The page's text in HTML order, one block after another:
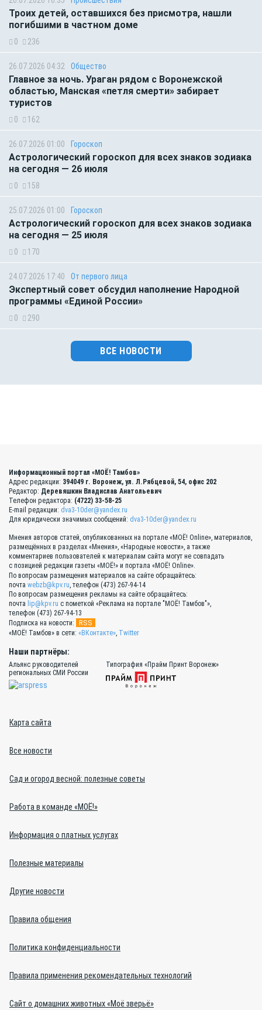
Троих детей, оставшихся без присмотра, нашли
погибшими в частном доме
0 236
26.07.2026 04:32 Общество
Главное за ночь. Ураган рядом с Воронежской
областью, Манская «петля смерти» забирает
туристов
0 162
26.07.2026 01:00 Гороскоп
Астрологический гороскоп для всех знаков зодиака
на сегодня — 26 июля
0 158
25.07.2026 01:00 Гороскоп
Астрологический гороскоп для всех знаков зодиака
на сегодня — 25 июля
0 170
24.07.2026 17:40 От первого лица
Экспертный совет обсудил наполнение Народной
программы «Единой России»
0 290
ВСЕ НОВОСТИ
Информационный портал «МОЁ! Тамбов»
Адрес редакции: 394049 г. Воронеж, ул. Л.Рябцевой, 54, офис 202
Редактор: Деревяшкин Владислав Анатольевич
Телефон редактора: (4722) 33-58-25
E-mail редакции: dva3-10der@yandex.ru
Для юридически значимых сообщений: dva3-10der@yandex.ru
Мнения авторов статей, опубликованных на портале «МОЁ! Online», материалов,
размещённых в разделах «Мнения», «Народные новости», а также
комментариев пользователей к материалам сайта могут не совпадать
с позицией редакции газеты «МОЁ!» и портала «МОЁ! Online».
По вопросам размещения материалов на сайте обращайтесь:
почта webzb@kpv.ru, телефон (473) 267-94-14
По вопросам размещения рекламы на сайте обращайтесь:
почта lip@kpv.ru с пометкой «Реклама на портале "МОЁ! Тамбов"»,
телефон (473) 267-94-13
Подписка на новости:
RSS
«МОЁ! Тамбов» в сети: «ВКонтакте», Twitter
Наши партнёры:
Альянс руководителей
региональных СМИ России
Типография «Прайм Принт Воронеж»
Карта сайта
Все новости
Сад и огород весной: полезные советы
Работа в команде «МОЁ!»
Информация о платных услугах
Полезные материалы
Другие новости
Правила общения
Политика конфиденциальности
Правила применения рекомендательных технологий
Сайт о домашних животных «Моё зверьё»